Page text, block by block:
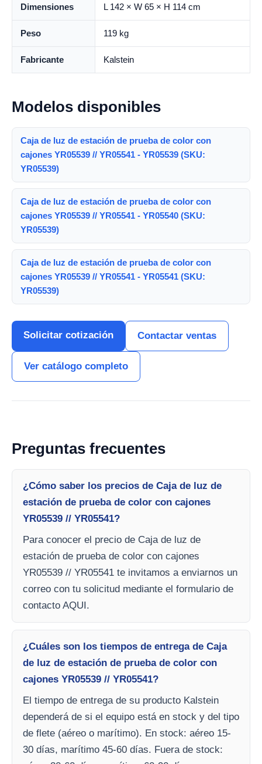
Dimensiones L 142 × W 65 × H 114 cm
Peso 119 kg
Fabricante Kalstein
Modelos disponibles
Caja de luz de estación de prueba de color con
cajones YR05539 // YR05541 - YR05539 (SKU:
YR05539)
Caja de luz de estación de prueba de color con
cajones YR05539 // YR05541 - YR05540 (SKU:
YR05539)
Caja de luz de estación de prueba de color con
cajones YR05539 // YR05541 - YR05541 (SKU:
YR05539)
Solicitar cotización Contactar ventas
Ver catálogo completo
Preguntas frecuentes
¿Cómo saber los precios de Caja de luz de
estación de prueba de color con cajones
YR05539 // YR05541?
Para conocer el precio de Caja de luz de
estación de prueba de color con cajones
YR05539 // YR05541 te invitamos a enviarnos un
correo con tu solicitud mediante el formulario de
contacto AQUI.
¿Cuáles son los tiempos de entrega de Caja
de luz de estación de prueba de color con
cajones YR05539 // YR05541?
El tiempo de entrega de su producto Kalstein
dependerá de si el equipo está en stock y del tipo
de flete (aéreo o marítimo). En stock: aéreo 15-
30 días, marítimo 45-60 días. Fuera de stock: